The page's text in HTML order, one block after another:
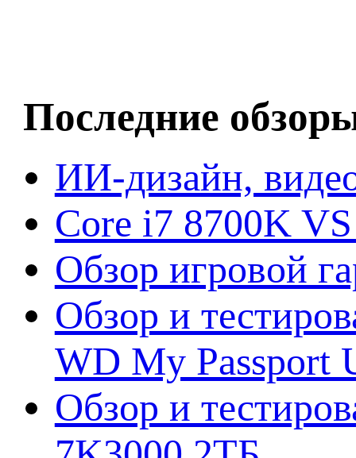
Последние
ИИ-дизайн,
Core i7 8700K
Обзор игровой
Обзор и
WD My Passport
Обзор и